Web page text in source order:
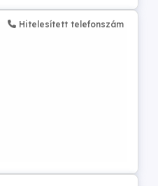
Hitelesített telefonszám